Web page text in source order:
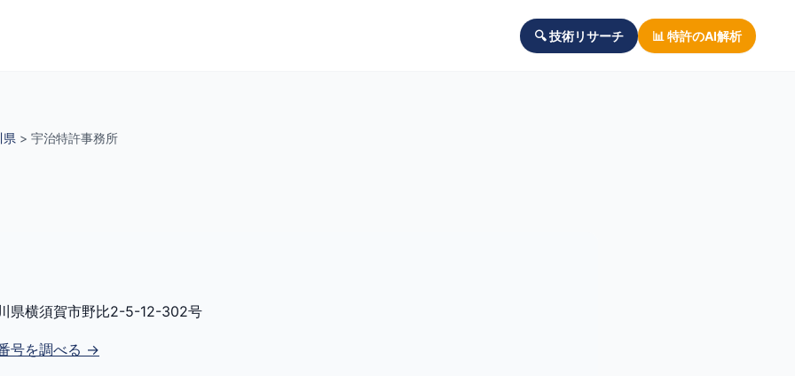
🔍 技術リサーチ 📊 特許のAI解析
県 > 宇治特許事務所
県横須賀市野比2-5-12-302号
号を調べる →